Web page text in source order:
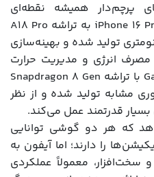
پرچم‌دار همیشه نقطه‌ای
تعیین‌کننده بوده است. iPhone 16 Pro Max به تراشه A18 Pro
شده که با لیتوگرافی ۳ نانومتری تولید شده و بهینه‌سازی
مصرف انرژی و مدیریت حرارت
دارد. در مقابل Galaxy S25 Ultra با تراشه Snapdragon 8 Gen
مشابه تولید شده و از نظر
قدرتمند عمل می‌کند.
که هر دو گوشی توانایی
را دارند؛ اما آیفون به
سخت‌افزار، معمولاً عملکردی